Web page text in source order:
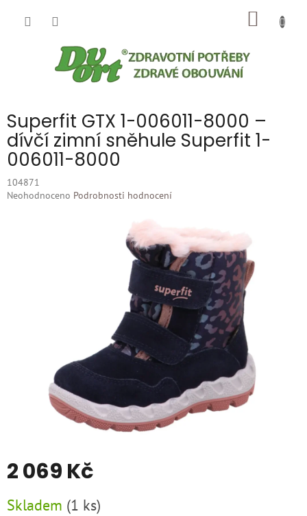
Superfit GTX 1-006011-8000 –
dívčí zimní sněhule Superfit 1-
006011-8000
104871
Průměrné
Neohodnoceno Podrobnosti hodnocení
2 069 Kč
cena:
Skladem (1 ks)